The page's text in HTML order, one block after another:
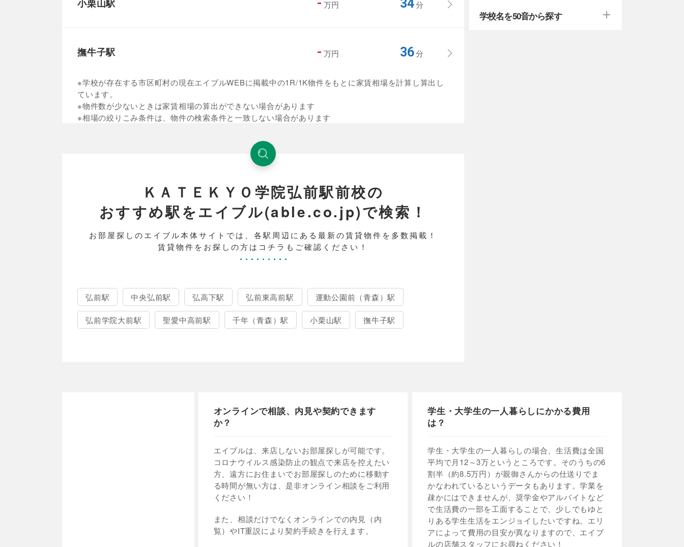
小栗山駅 - 万円 34分
撫牛子駅 - 万円 36分
※学校が存在する市区町村の現在エイブルWEBに掲載中の1R/1K物件をもとに家賃相場を計算し算出し
ています。
※物件数が少ないときは家賃相場の算出ができない場合があります
※相場の絞りこみ条件は、物件の検索条件と一致しない場合があります
ＫＡＴＥＫＹＯ学院弘前駅前校の
おすすめ駅をエイブル(able.co.jp)で検索！
お部屋探しのエイブル本体サイトでは、各駅周辺にある最新の賃貸物件を多数掲載！
賃貸物件をお探しの方はコチラもご確認ください！
弘前駅 中央弘前駅 弘高下駅 弘前東高前駅 運動公園前（青森）駅
弘前学院大前駅 聖愛中高前駅 千年（青森）駅 小栗山駅 撫牛子駅
学校名を50音から探す
オンラインで相談、内見や契約できます
か？
エイブルは、来店しないお部屋探しが可能です。
コロナウイルス感染防止の観点で来店を控えたい
方、遠方にお住まいでお部屋探しのために移動す
る時間が無い方は、是非オンライン相談をご利用
ください！
また、相談だけでなくオンラインでの内見（内
覧）やIT重説により契約手続きを行えます。
学生・大学生の一人暮らしにかかる費用
は？
学生・大学生の一人暮らしの場合、生活費は全国
平均で月12～3万というところです。そのうちの6
割半（約8.5万円）が親御さんからの仕送りでま
かなわれているというデータもあります。学業を
疎かにはできませんが、奨学金やアルバイトなど
で生活費の一部を工面することで、少しでもゆと
りある学生生活をエンジョイしたいですね。エリ
アによって費用の目安が異なりますので、エイブ
ルの店舗スタッフにお尋ねください！